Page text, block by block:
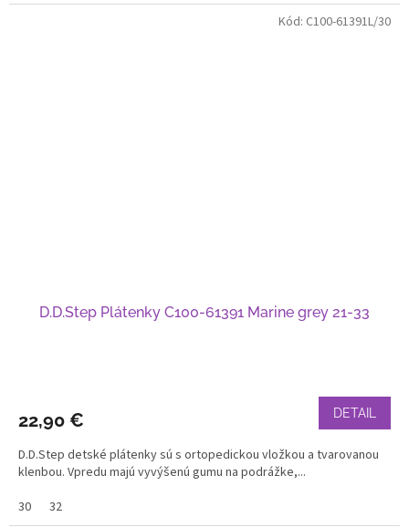
D.D.Step Plátenky C100-61391 Marine grey 21-33
22,90 € DETAIL
D.D.Step detské plátenky sú s ortopedickou vložkou a tvarovanou
klenbou. Vpredu majú vyvýšenú gumu na podrážke,...
30
32
Kód: C100-61391L/30